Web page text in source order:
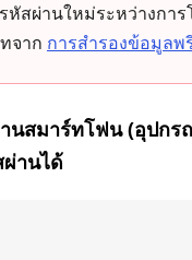
หัสผ่านใหม่ระหว่างกา
จาก การสำรองข้อมูลพ
นสมาร์ทโฟน (อุปก
ผ่านได้